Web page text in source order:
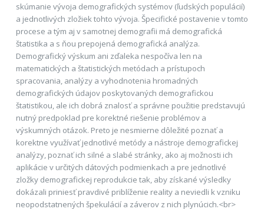
skúmanie vývoja demografických systémov (ľudských populácií)
a jednotlivých zložiek tohto vývoja. Špecifické postavenie v tomto
procese a tým aj v samotnej demografii má demografická
štatistika a s ňou prepojená demografická analýza.
Demografický výskum ani zďaleka nespočíva len na
matematických a štatistických metódach a prístupoch
spracovania, analýzy a vyhodnotenia hromadných
demografických údajov poskytovaných demografickou
štatistikou, ale ich dobrá znalosť a správne použitie predstavujú
nutný predpoklad pre korektné riešenie problémov a
výskumných otázok. Preto je nesmierne dôležité poznať a
korektne využívať jednotlivé metódy a nástroje demografickej
analýzy, poznať ich silné a slabé stránky, ako aj možnosti ich
aplikácie v určitých dátových podmienkach a pre jednotlivé
zložky demografickej reprodukcie tak, aby získané výsledky
dokázali priniesť pravdivé priblíženie reality a neviedli k vzniku
neopodstatnených špekulácií a záverov z nich plynúcich.<br>